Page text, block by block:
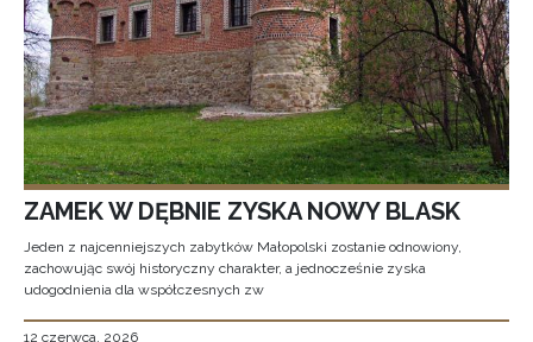
ZAMEK W DĘBNIE ZYSKA NOWY BLASK
Jeden z najcenniejszych zabytków Małopolski zostanie odnowiony,
zachowując swój historyczny charakter, a jednocześnie zyska
udogodnienia dla współczesnych zw
12 czerwca, 2026